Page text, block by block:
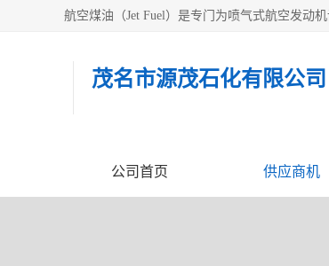
茂名市源茂石化有限公司
公司首页 供应商机